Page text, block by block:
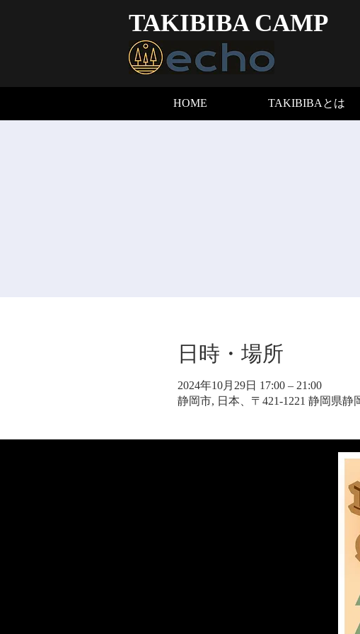
TAKIBIBA CAMP
HOME TAKIBIBAとは
日時・場所
2024年10月29日 17:00 – 21:00
静岡市, 日本、〒421-1221 静岡県静